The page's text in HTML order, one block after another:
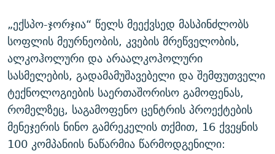
„ექსპო-ჯორჯია“ წელს მეექვსედ მასპინძლობს
სოფლის მეურნეობის, კვების მრეწველობის,
ალკოჰოლური და არაალკოჰოლური
სასმელების, გადამამუშავებელი და შემფუთველი
ტექნოლოგიების საერთაშორისო გამოფენას,
რომელზეც, საგამოფენო ცენტრის პროექტების
მენეჯერის ნინო გამრეკელის თქმით, 16 ქვეყნის
100 კომპანიის ნაწარმია წარმოდგენილი: